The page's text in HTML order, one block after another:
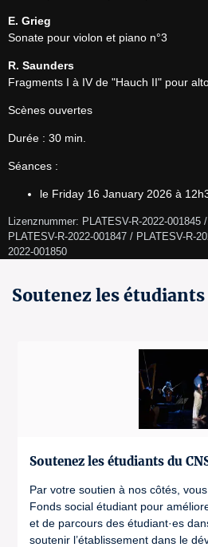
E. Grieg
Sonate pour violon et piano n°3
R. Saunders
Fragments I à IV de "Hauch II" pour
Scènes ouvertes
Durée : 30 min.
Séances :
le Friday 16 January 2026 à
Lizenznummer: PLATESV-R-2022-001845
PLATESV-R-2022-001847 / PLATESV-R-
2022-001850
Soutenez les étudiants
Soutenez les étudiants du
Par votre soutien à nos côtés,
Fonds social étudiant pour
et de parcours des étudiant·es
soutenir l’établissement dans le